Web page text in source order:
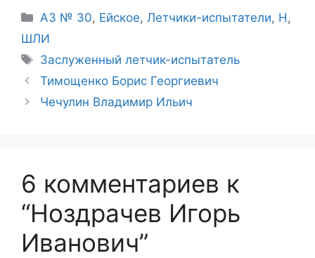
Рубрики
АЗ № 30, Ейское,Летчики-испытатели, Н ,
ШЛИ
Метки
Заслуженный летчик-испытатель
Тимощенко Борис Георгиевич
Чечулин Владимир Ильич
6 комментариев к
“Ноздрачев Игорь
Иванович”